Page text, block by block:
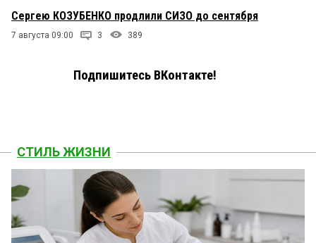
Сергею КОЗУБЕНКО продлили СИЗО до сентября
7 августа 09:00 3 389
Подпишитесь ВКонтакте!
СТИЛЬ ЖИЗНИ